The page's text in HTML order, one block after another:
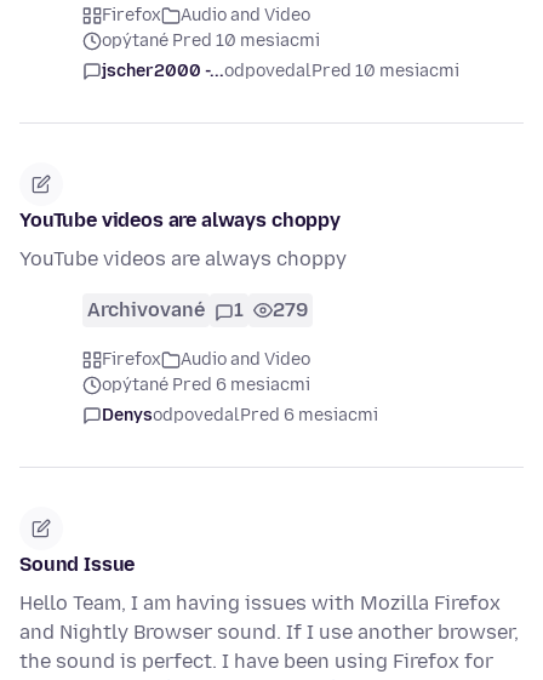
Firefox
Audio and Video
opýtané Pred 10 mesiacmi
jscher2000 -...odpovedalPred 10 mesiacmi
YouTube videos are always choppy
YouTube videos are always choppy
Archivované 1 279
Firefox
Audio and Video
opýtané Pred 6 mesiacmi
DenysodpovedalPred 6 mesiacmi
Sound Issue
Hello Team, I am having issues with Mozilla Firefox
and Nightly Browser sound. If I use another browser,
the sound is perfect. I have been using Firefox for